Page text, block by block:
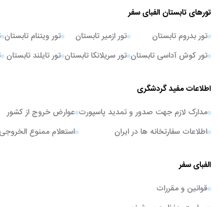
تورهای تابستان الفبای سفر
تور بدروم تابستان
تور کوش آداسی تابستان
تور ازمیر تابستان
تور سریلانکا تابستان
تور ویتنام تابستان
تور تایلند تابستان
اطلاعات مفید گردشگری
مدارک لازم جهت صدور و تمدید پاسپورت
اطلاعات سفارتخانه ها در ایران
عوارض خروج از کشور
استعلام ممنوع
الفبای سفر
قوانین و مقررات